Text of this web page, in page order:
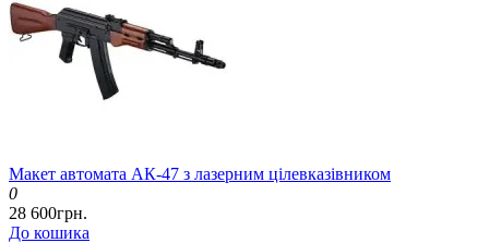
Макет автомата АК-47 з лазерним цілевказівником
0
28 600грн.
До кошика